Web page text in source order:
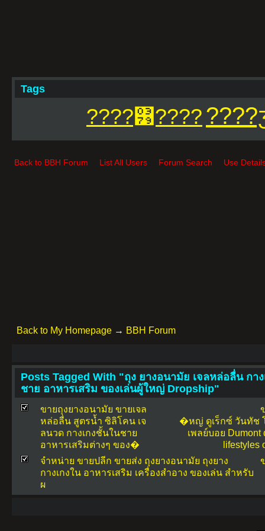
Tags
????͹????
Back to BBH Forum List All Users Forum Search Use
Back to My Homepage → BBH Forum
Posts Tagged With "ถุง ยางอนามัย เจลหล่อลื่น กาง
ชาย อาหารเสริม ของเล่นผู้ใหญ่ Dropship"
�หญ่ ดูเร็กซ์ วันทัช
เพลย์บอย Dumont
lifestyles
ขายถุงยางอนามัย ขายเจล
หล่อลื่น สูตรน้ำ ซิลิโคน เจ
ลนวด กางเกงชั้นในชาย
อาหารเสริมต่างๆ ของ�
จำหน่าย ขายปลีก ขายส่ง ถุงยางอนามัย ถุงยาง
กางเกงใน อาหารเสริม เครื่องสำอาง ของเล่น สำหรับ
ผ